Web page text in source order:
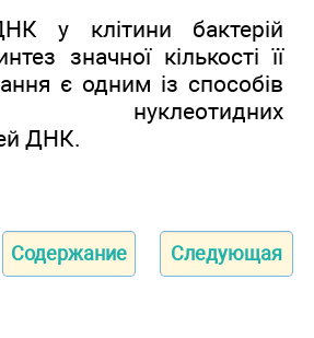
у клітини бактерій
значної кількості її
є одним із способів
нуклеотидних
ДНК.
Содержание Следующая